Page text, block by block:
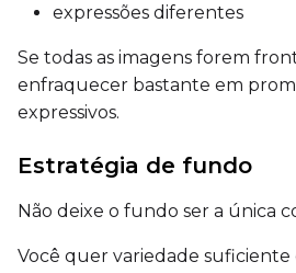
expressões diferentes
Se todas as imagens forem
enfraquecer bastante em
expressivos.
Estratégia de fundo
Não deixe o fundo ser a única
Você quer variedade